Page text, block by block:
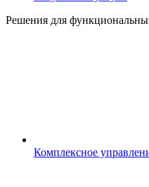
Решения для
Комплексное